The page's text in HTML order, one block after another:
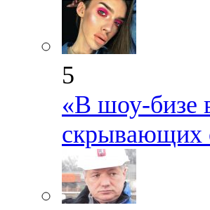
5
«В шоу-бизе
скрывающих